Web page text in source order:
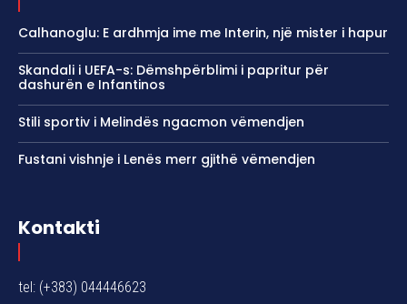
Calhanoglu: E ardhmja ime me Interin, një mister i hapur
Skandali i UEFA-s: Dëmshpërblimi i papritur për
dashurën e Infantinos
Stili sportiv i Melindës ngacmon vëmendjen
Fustani vishnje i Lenës merr gjithë vëmendjen
Kontakti
tel: (+383) 044446623